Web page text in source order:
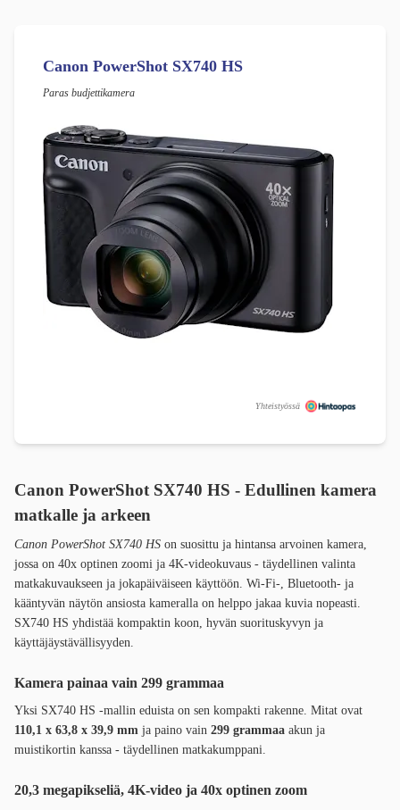
Canon PowerShot SX740 HS
Paras budjettikamera
Yhteistyössä
Canon PowerShot SX740 HS - Edullinen kamera
matkalle ja arkeen
Canon PowerShot SX740 HS on suosittu ja hintansa arvoinen kamera,
jossa on 40x optinen zoomi ja 4K-videokuvaus - täydellinen valinta
matkakuvaukseen ja jokapäiväiseen käyttöön. Wi-Fi-, Bluetooth- ja
kääntyvän näytön ansiosta kameralla on helppo jakaa kuvia nopeasti.
SX740 HS yhdistää kompaktin koon, hyvän suorituskyvyn ja
käyttäjäystävällisyyden.
Kamera painaa vain 299 grammaa
Yksi SX740 HS -mallin eduista on sen kompakti rakenne. Mitat ovat
110,1 x 63,8 x 39,9 mm ja paino vain 299 grammaa akun ja
muistikortin kanssa - täydellinen matkakumppani.
20,3 megapikseliä, 4K-video ja 40x optinen zoom